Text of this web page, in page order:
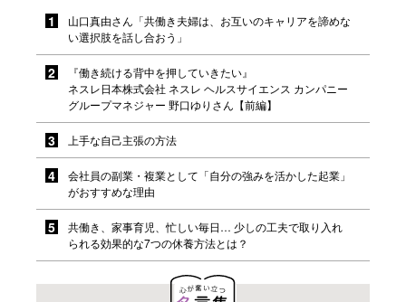
山口真由さん「共働き夫婦は、お互いのキャリアを諦めな
い選択肢を話し合おう」
『働き続ける背中を押していきたい』
ネスレ日本株式会社 ネスレ ヘルスサイエンス カンパニー
グループマネジャー 野口ゆりさん【前編】
上手な自己主張の方法
会社員の副業・複業として「自分の強みを活かした起業」
がおすすめな理由
共働き、家事育児、忙しい毎日… 少しの工夫で取り入れ
られる効果的な7つの休養方法とは？